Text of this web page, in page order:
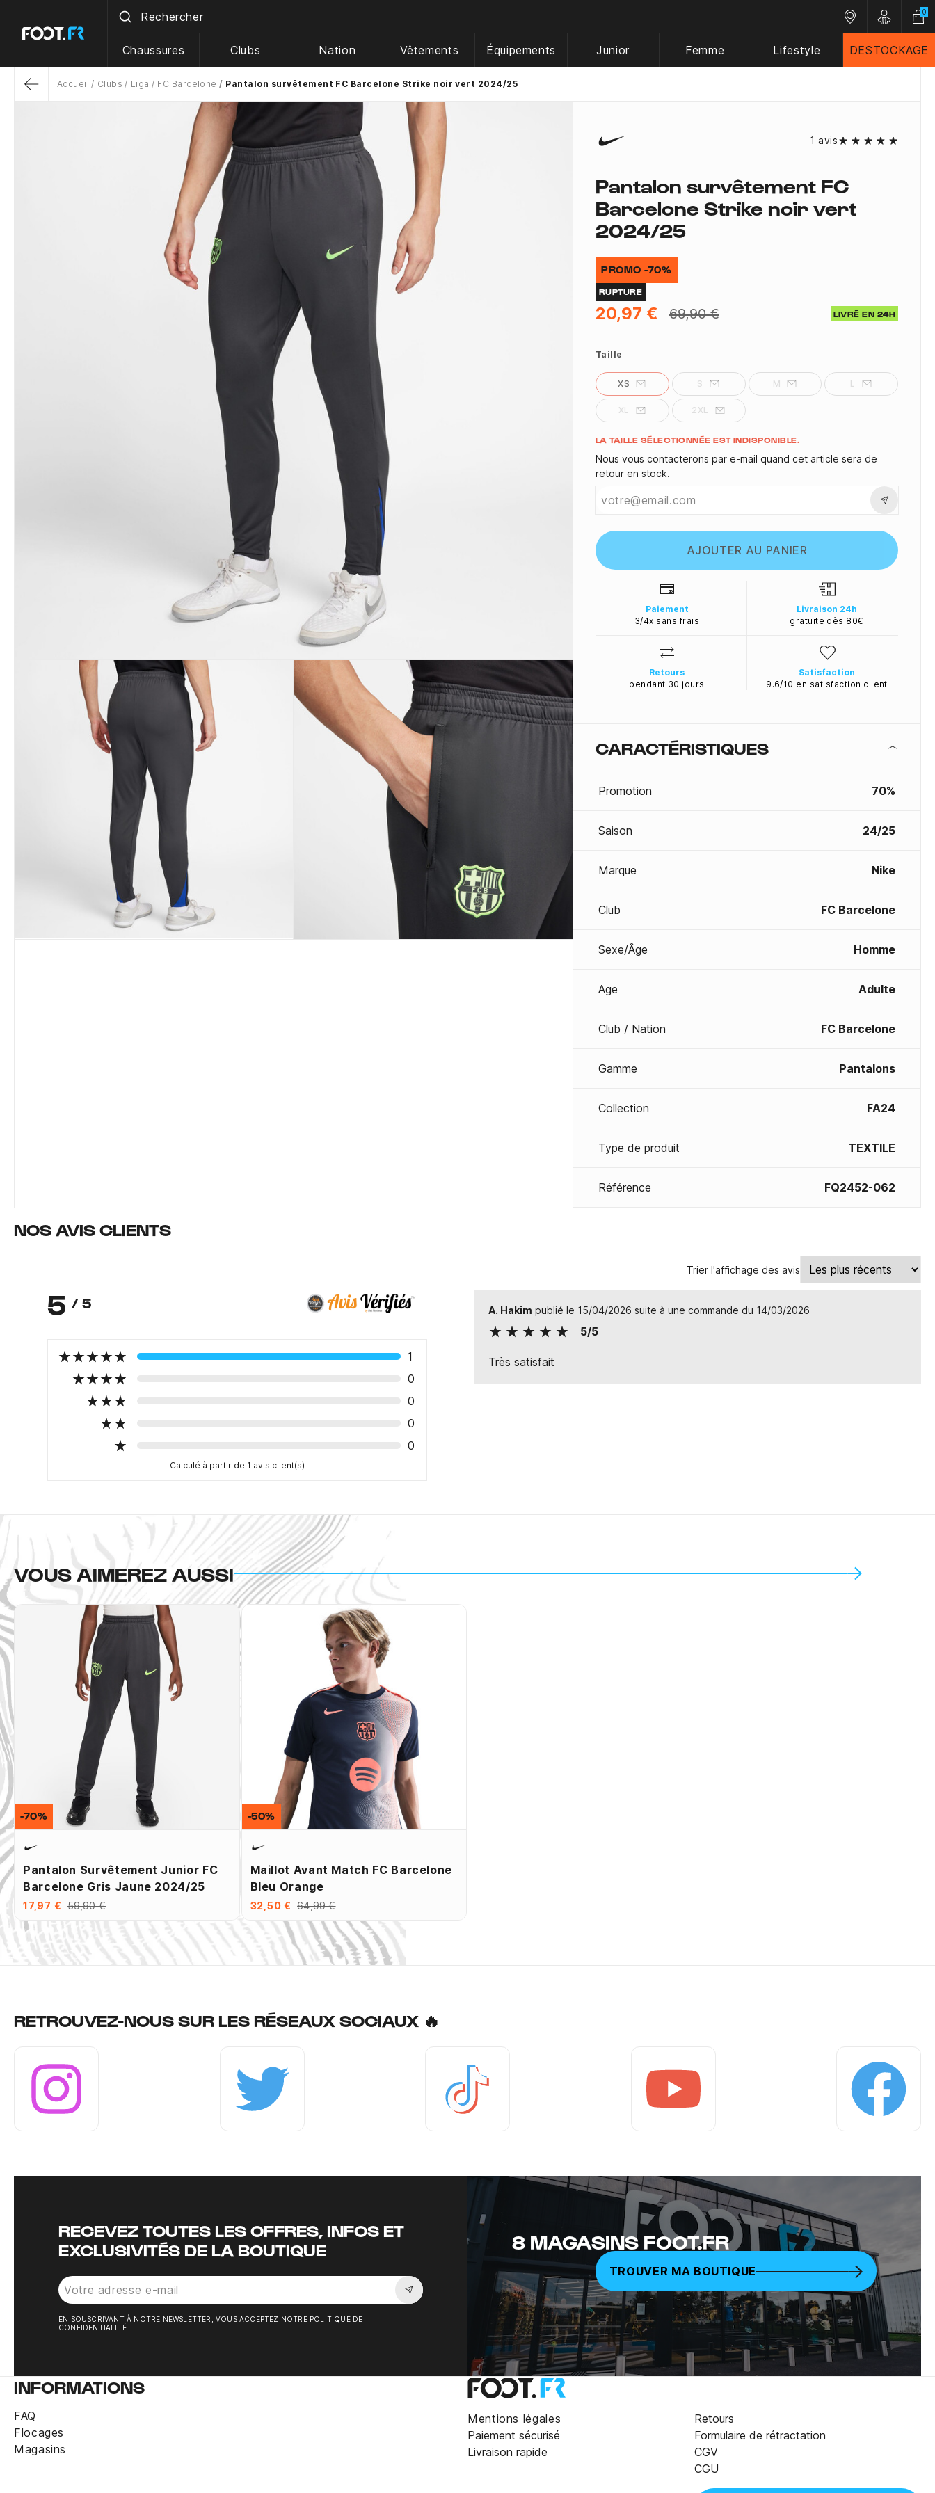
Nos magasins
Customer
0
Chaussures Clubs Nation Vêtements Équipements Junior Femme Lifestyle DESTOCKAGE
Accueil Clubs Liga FC Barcelone Pantalon survêtement FC Barcelone Strike noir vert 2024/25
1 avis
Pantalon survêtement FC
Barcelone Strike noir vert
2024/25
PROMO -70%
RUPTURE
20,97 € 69,90 € LIVRÉ EN 24H
Taille
XS S M L
XL 2XL
Quantité
LA TAILLE SÉLECTIONNÉE EST INDISPONIBLE.
Nous vous contacterons par e-mail quand cet article sera de
retour en stock.
AJOUTER AU PANIER
Paiement
3/4x sans frais
Livraison 24h
gratuite dès 80€
Retours
pendant 30 jours
Satisfaction
9.6/10 en satisfaction client
CARACTÉRISTIQUES
Promotion 70%
Saison 24/25
Marque Nike
Club FC Barcelone
Sexe/Âge Homme
Age Adulte
Club / Nation FC Barcelone
Gamme Pantalons
Collection FA24
Type de produit TEXTILE
Référence FQ2452-062
NOS AVIS CLIENTS
5 / 5
1
0
0
0
0
Calculé à partir de 1 avis client(s)
Trier l'affichage des avis
A. Hakim publié le 15/04/2026 suite à une commande du 14/03/2026
5/5
Très satisfait
VOUS AIMEREZ AUSSI
Pantalon Survêtement Junior FC
Barcelone Gris Jaune 2024/25
17,97 € 59,90 €
-70%
Maillot Avant Match FC Barcelone
Bleu Orange
32,50 € 64,99 €
-50%
RETROUVEZ-NOUS SUR LES RÉSEAUX SOCIAUX 🔥
RECEVEZ TOUTES LES OFFRES, INFOS ET
EXCLUSIVITÉS DE LA BOUTIQUE
Souscrire à la newsletter
EN SOUSCRIVANT À NOTRE NEWSLETTER, VOUS ACCEPTEZ NOTRE POLITIQUE DE
CONFIDENTIALITÉ.
8 MAGASINS FOOT.FR
TROUVER MA BOUTIQUE
INFORMATIONS
FAQ
Flocages
Magasins
Mentions légales
Paiement sécurisé
Livraison rapide
Retours
Formulaire de rétractation
CGV
CGU